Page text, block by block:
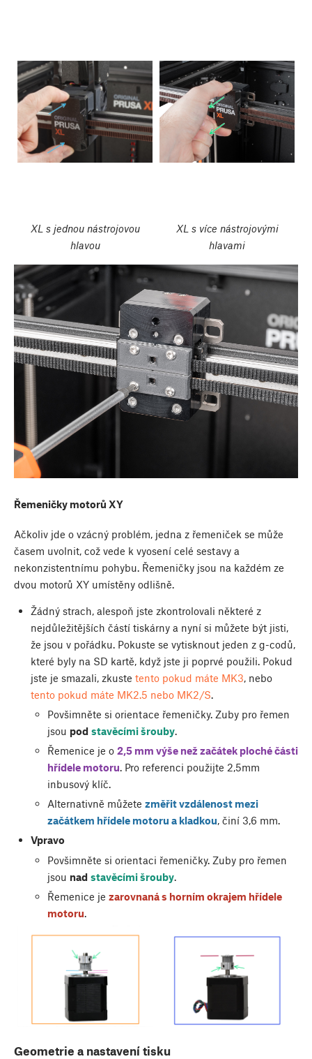
XL s jednou nástrojovou
hlavou
XL s více nástrojovými
hlavami
Řemeničky motorů XY
Ačkoliv jde o vzácný problém, jedna z řemeniček se může
časem uvolnit, což vede k vyosení celé sestavy a
nekonzistentnímu pohybu. Řemeničky jsou na každém ze
dvou motorů XY umístěny odlišně.
Žádný strach, alespoň jste zkontrolovali některé z
nejdůležitějších částí tiskárny a nyní si můžete být jisti,
že jsou v pořádku. Pokuste se vytisknout jeden z g-codů,
které byly na SD kartě, když jste ji poprvé použili. Pokud
jste je smazali, zkuste tento pokud máte MK3, nebo
tento pokud máte MK2.5 nebo MK2/S.
Povšimněte si orientace řemeničky. Zuby pro řemen
jsou pod stavěcími šrouby.
Řemenice je o 2,5 mm výše než začátek ploché části
hřídele motoru. Pro referenci použijte 2,5mm
inbusový klíč.
Alternativně můžete změřit vzdálenost mezi
začátkem hřídele motoru a kladkou, činí 3,6 mm.
Vpravo
Povšimněte si orientaci řemeničky. Zuby pro řemen
jsou nad stavěcími šrouby.
Řemenice je zarovnaná s horním okrajem hřídele
motoru.
Geometrie a nastavení tisku